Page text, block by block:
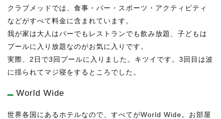
クラブメッドでは、食事・バー・スポーツ・アクティビティ
などがすべて料金に含まれています。
我が家は大人はバーでもレストランでも飲み放題、子どもは
プールに入り放題なのがお気に入りです。
実際、2日で3回プールに入りました。キツイです。3回目は波
に揺られてマジ寝をするところでした。
World Wide
世界各国にあるホテルなので、すべてがWorld Wide。お部屋